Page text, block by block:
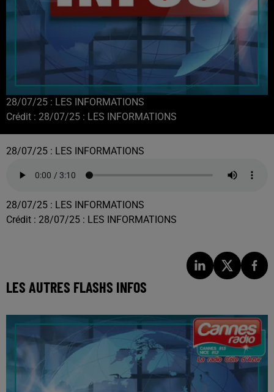
28/07/25 : LES INFORMATIONS
Crédit : 28/07/25 : LES INFORMATIONS
28/07/25 : LES INFORMATIONS
28/07/25 : LES INFORMATIONS
Crédit : 28/07/25 : LES INFORMATIONS
LES AUTRES FLASHS INFOS